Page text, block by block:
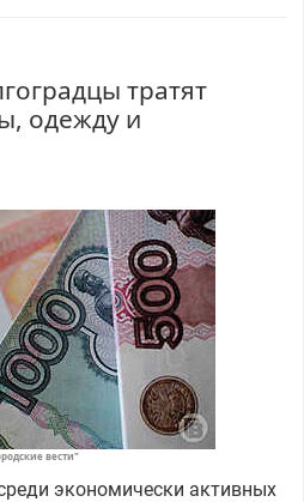
тратят
одежду и
вести"
экономически активных